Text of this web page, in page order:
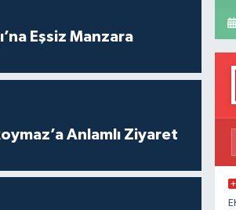
Eşsiz Manzara
Anlamlı Ziyaret